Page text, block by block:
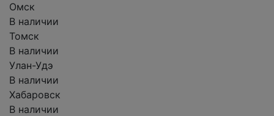
Омск
В наличии
Томск
В наличии
Улан-Удэ
В наличии
Хабаровск
В наличии